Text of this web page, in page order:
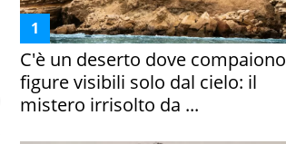
C'è un deserto dove compaiono
figure visibili solo dal cielo: il
mistero irrisolto da ...